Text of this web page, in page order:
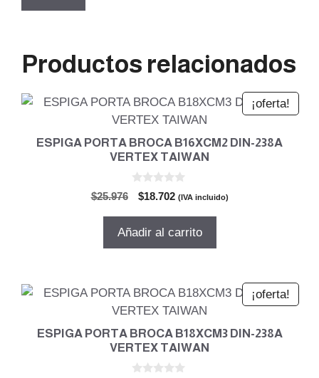
Productos relacionados
¡oferta!
ESPIGA PORTA BROCA B16XCM2 DIN-238A
VERTEX TAIWAN
$25.976
El
original
$18.702El
actual
(IVA incluido)
Añadir al carrito
¡oferta!
ESPIGA PORTA BROCA B18XCM3 DIN-238A
VERTEX TAIWAN